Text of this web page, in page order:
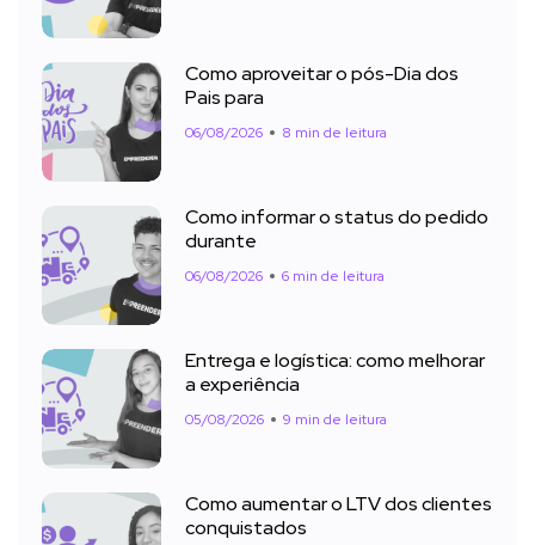
Como aproveitar o pós-Dia dos
Pais para
06/08/2026 8 min de leitura
Como informar o status do pedido
durante
06/08/2026 6 min de leitura
Entrega e logística: como melhorar
a experiência
05/08/2026 9 min de leitura
Como aumentar o LTV dos clientes
conquistados